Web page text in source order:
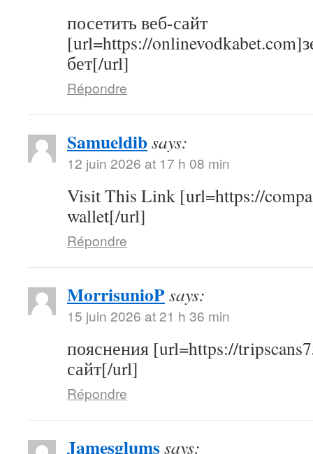
посетить веб-сайт
[url=https://
бет[/url]
Répondre
Samueldibsays:
12 juin 2026 at 17 h 08 min
Visit This Link [url=https://
wallet[/url]
Répondre
MorrisunioPsays:
15 juin 2026 at 21 h 36 min
пояснения [url=https://
сайт[/url]
Répondre
Jamesglumssays: